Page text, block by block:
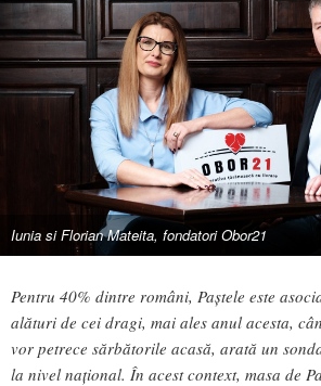
Iunia si Florian Mateita, fondatori Obor21
Pentru 40% dintre români, Paștele este
alături de cei dragi, mai ales anul acesta,
vor petrece sărbătorile acasă, arată un
la nivel național. În acest context, masa de